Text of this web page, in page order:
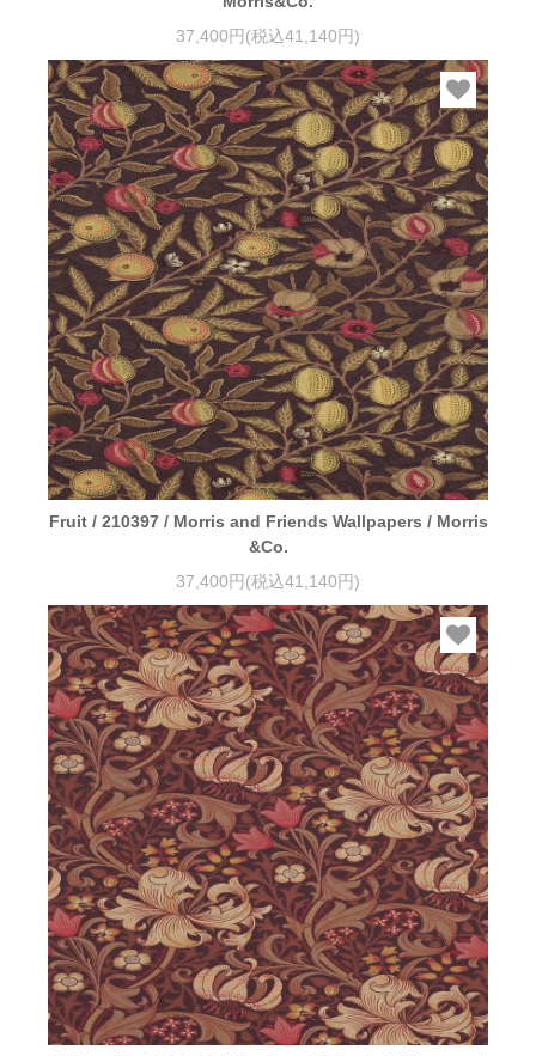
37,400円(税込41,140円)
Fruit / 210397 / Morris and Friends Wallpapers / Morris
&Co.
37,400円(税込41,140円)